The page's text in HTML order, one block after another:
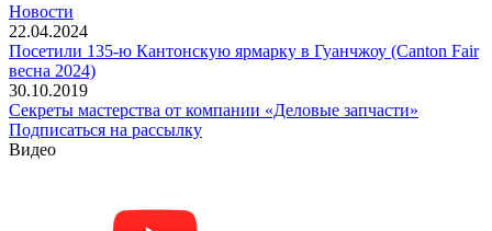
Новости
22.04.2024
Посетили 135-ю Кантонскую ярмарку в Гуанчжоу (Canton Fair
весна 2024)
30.10.2019
Секреты мастерства от компании «Деловые запчасти»
Подписаться на рассылку
Видео